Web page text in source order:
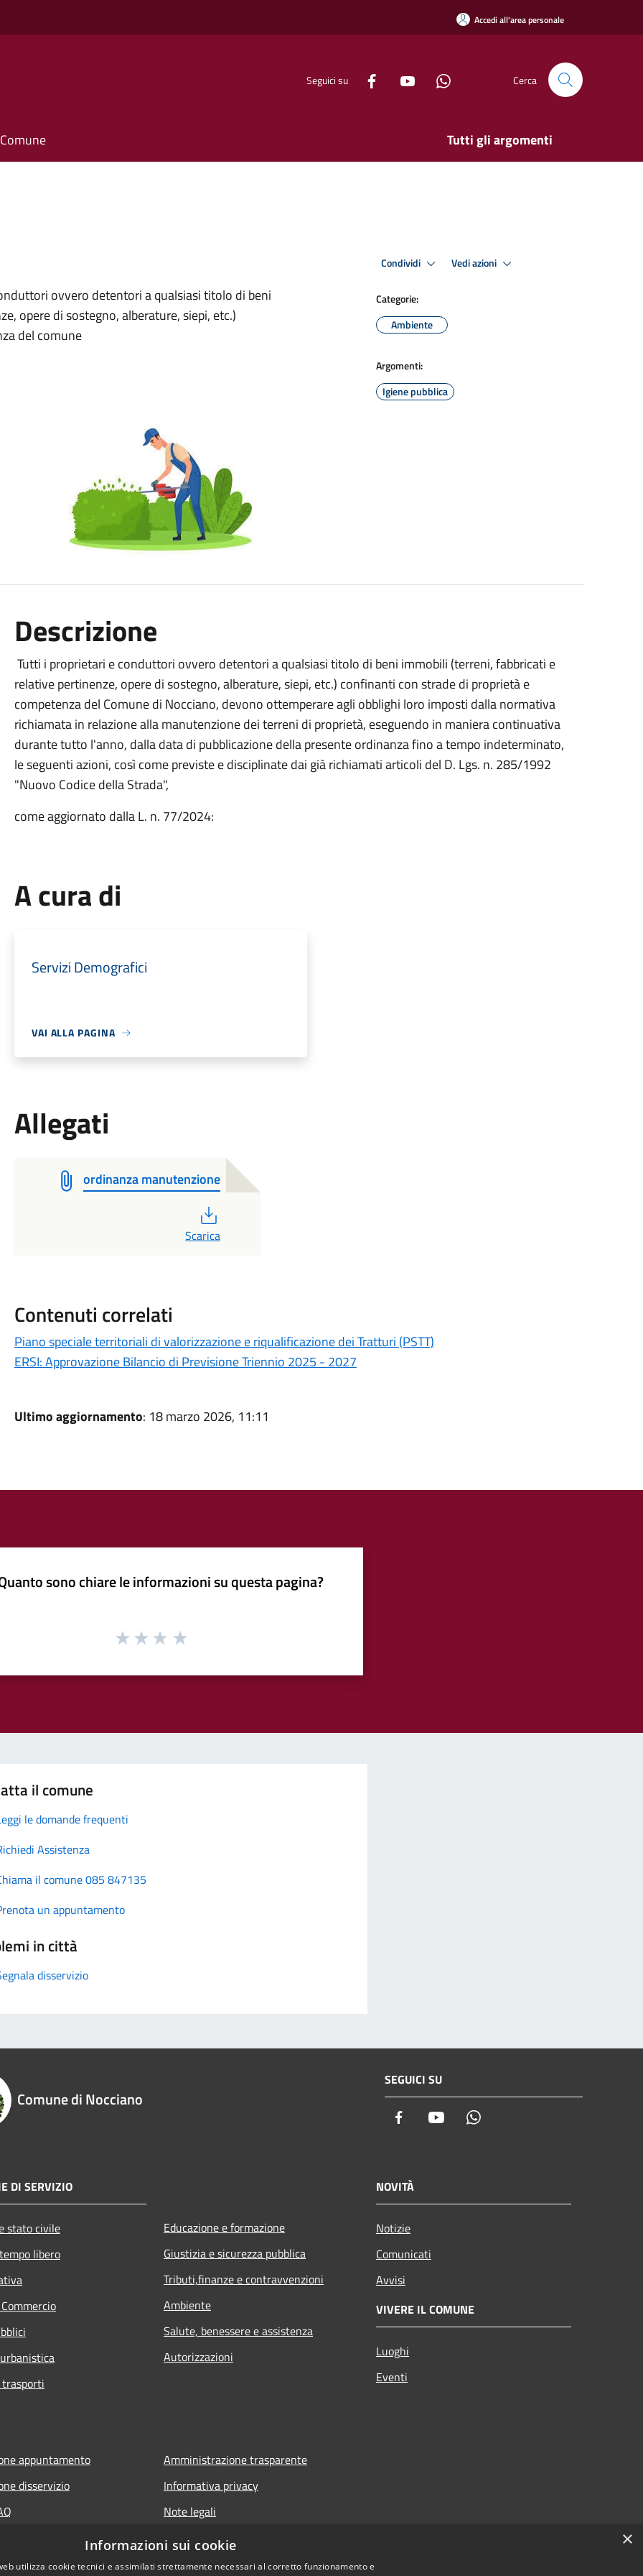
Accedi all'area personale
Seguici su Cerca
Tutti gli argomenti
ovvero detentori a qualsiasi titolo di beni
opere di sostegno, alberature, siepi, etc.)
del comune
Condividi Vedi azioni
Categorie:
Ambiente
Argomenti:
Igiene pubblica
Descrizione
Tutti i proprietari e conduttori ovvero detentori a qualsiasi titolo di beni immobili (terreni, fabbricati e
relative pertinenze, opere di sostegno, alberature, siepi, etc.) confinanti con strade di proprietà e
competenza del Comune di Nocciano, devono ottemperare agli obblighi loro imposti dalla normativa
richiamata in relazione alla manutenzione dei terreni di proprietà, eseguendo in maniera continuativa
durante tutto l'anno, dalla data di pubblicazione della presente ordinanza fino a tempo indeterminato,
le seguenti azioni, così come previste e disciplinate dai già richiamati articoli del D. Lgs. n. 285/1992
"Nuovo Codice della Strada",
come aggiornato dalla L. n. 77/2024:
A cura di
Servizi Demografici
VAI ALLA PAGINA
Allegati
ordinanza manutenzione
Scarica
Contenuti correlati
Piano speciale territoriali di valorizzazione e riqualificazione dei Tratturi (PSTT)
ERSI: Approvazione Bilancio di Previsione Triennio 2025 - 2027
Ultimo aggiornamento: 18 marzo 2026, 11:11
sono chiare le informazioni su questa pagina?
il comune
le domande frequenti
Assistenza
il comune 085 847135
un appuntamento
in città
disservizio
Comune di Nocciano
SEGUICI SU
Facebook Youtube
DI SERVIZIO
stato civile
libero
Educazione e formazione
Giustizia e sicurezza pubblica
Tributi,finanze e contravvenzioni
Ambiente
Salute, benessere e assistenza
Autorizzazioni
NOVITÀ
Notizie
Comunicati
Avvisi
VIVERE IL COMUNE
Luoghi
Eventi
appuntamento
disservizio
Amministrazione trasparente
Informativa privacy
Note legali
Dichiarazione di accessibilità
×
Informazioni sui cookie
utilizza cookie tecnici e assimilati strettamente necessari al corretto funzionamento e